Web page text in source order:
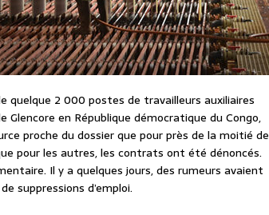
quelque 2 000 postes de travailleurs auxiliaires
en République démocratique du Congo,
proche du dossier que pour près de la moitié de
pour les autres, les contrats ont été dénoncés.
Il y a quelques jours, des rumeurs avaient
suppressions d’emploi.